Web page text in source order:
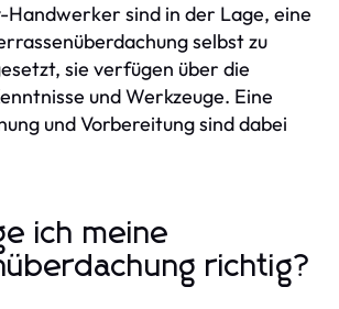
Handwerker sind in der Lage, eine
selbst zu
sie verfügen über die
und Werkzeuge. Eine
und Vorbereitung sind dabei
ich meine
richtig?